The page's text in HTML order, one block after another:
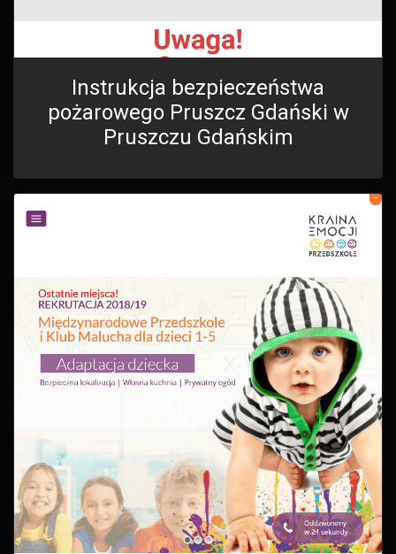
Instrukcja bezpieczeństwa
pożarowego Pruszcz Gdański w
Pruszczu Gdańskim